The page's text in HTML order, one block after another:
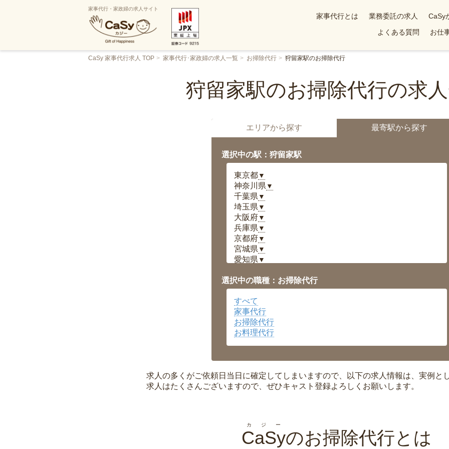
家事代行・家政婦の求人サイト
家事代行とは 業務委託の求人 CaSy
よくある質問
お仕
CaSy 家事代行求人 TOP 家事代行･家政婦の求人一覧 お掃除代行 狩留家駅のお掃除代行
狩留家駅のお掃除代行の求
エリアから探す 最寄駅から探す
選択中の駅：狩留家駅
東京都▼
神奈川県 ▼
千葉県 ▼
埼玉県 ▼
大阪府▼
兵庫県 ▼
京都府▼
宮城県 ▼
愛知県 ▼
岡山県▼
広島県▼
沖縄県
選択中の職種：お掃除代行
すべて
家事代行
お掃除代行
お料理代行
求人の多くがご依頼日当日に確定してしまいますので、以下の求人情報は、実例と
求人はたくさんございますので、ぜひキャスト登録よろしくお願いします。
CaSy
カジー
のお掃除代行とは